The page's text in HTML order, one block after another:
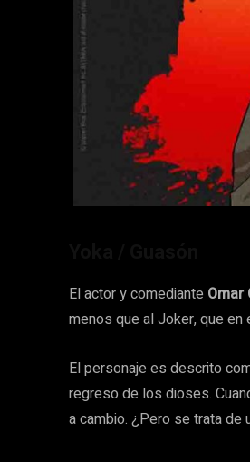
El actor y comediante Omar
menos que al Joker, que en
El personaje es descrito
regreso de los dioses.
a cambio. ¿Pero se trata de